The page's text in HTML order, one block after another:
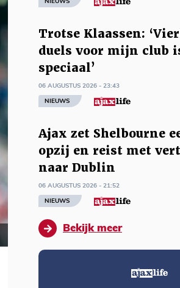
NIEUWS
Trotse Klaassen:
duels voor mijn club
speciaal’
06 AUGUSTUS 2026 - 23:43
NIEUWS
Ajax zet Shelbourne
opzij en reist met
naar Dublin
06 AUGUSTUS 2026 - 21:52
NIEUWS
Bekijk meer